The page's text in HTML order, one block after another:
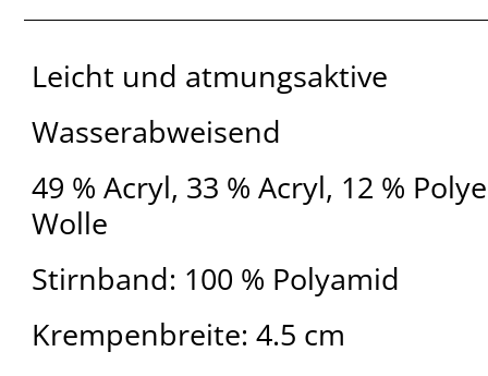
Leicht und atmungsaktive
Wasserabweisend
49 % Acryl, 33 % Acryl, 12 %
Wolle
Stirnband: 100 % Polyamid
Krempenbreite: 4.5 cm